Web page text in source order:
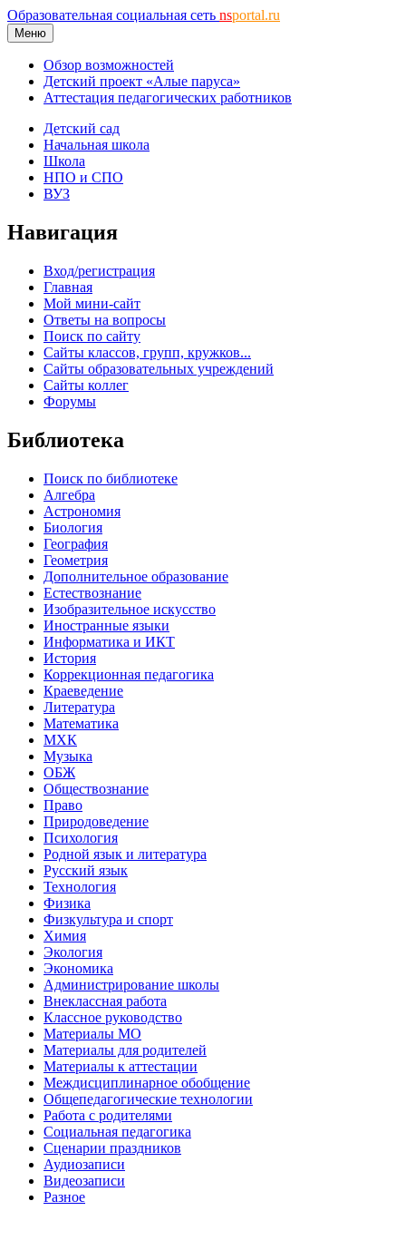
Образовательная социальная сеть nsportal.ru
Меню
Обзор возможностей
Детский проект «Алые паруса»
Аттестация педагогических работников
Детский сад
Начальная школа
Школа
НПО и СПО
ВУЗ
Навигация
Вход/регистрация
Главная
Мой мини-сайт
Ответы на вопросы
Поиск по сайту
Сайты классов, групп, кружков...
Сайты образовательных учреждений
Сайты коллег
Форумы
Библиотека
Поиск по библиотеке
Алгебра
Астрономия
Биология
География
Геометрия
Дополнительное образование
Естествознание
Изобразительное искусство
Иностранные языки
Информатика и ИКТ
История
Коррекционная педагогика
Краеведение
Литература
Математика
МХК
Музыка
ОБЖ
Обществознание
Право
Природоведение
Психология
Родной язык и литература
Русский язык
Технология
Физика
Физкультура и спорт
Химия
Экология
Экономика
Администрирование школы
Внеклассная работа
Классное руководство
Материалы МО
Материалы для родителей
Материалы к аттестации
Междисциплинарное обобщение
Общепедагогические технологии
Работа с родителями
Социальная педагогика
Сценарии праздников
Аудиозаписи
Видеозаписи
Разное